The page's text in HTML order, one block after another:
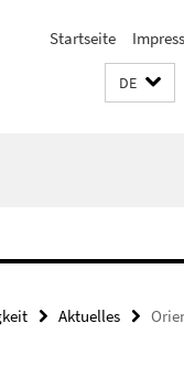
Startseite
DE
Aktuelles